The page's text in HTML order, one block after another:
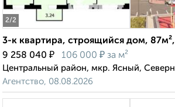
2/2
3-к квартира, строящийся дом,
9 258 040 ₽ 106 000 ₽ за м²
Центральный район, мкр. Ясный,
Агентство, 08.08.2026